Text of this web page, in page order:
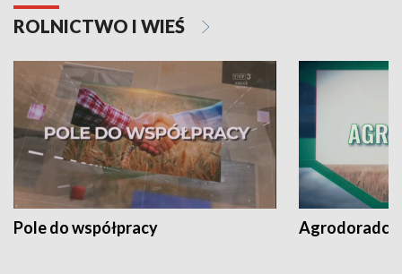
ROLNICTWO I WIEŚ
Pole do współpracy Agrodoradcy